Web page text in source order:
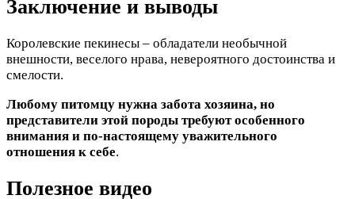
Заключение и выводы
Королевские пекинесы – обладатели необычной
внешности, веселого нрава, невероятного достоинства и
смелости.
Любому питомцу нужна забота хозяина, но
представители этой породы требуют особенного
внимания и по-настоящему уважительного
отношения к себе.
Полезное видео